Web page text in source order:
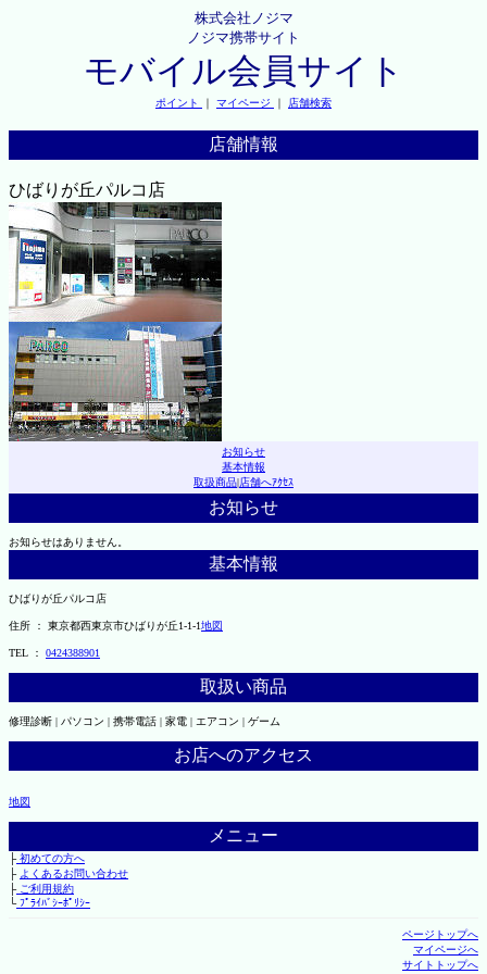
株式会社ノジマ
ノジマ携帯サイト
モバイル会員サイト
ポイント ｜ マイページ ｜ 店舗検索
店舗情報
ひばりが丘パルコ店
お知らせ
基本情報
取扱商品|店舗へｱｸｾｽ
お知らせ
お知らせはありません。
基本情報
ひばりが丘パルコ店
住所 ： 東京都西東京市ひばりが丘1-1-1地図
TEL ： 0424388901
取扱い商品
修理診断 | パソコン | 携帯電話 | 家電 | エアコン | ゲーム
お店へのアクセス
地図
メニュー
├初めての方へ
├ よくあるお問い合わせ
├ご利用規約
└ﾌﾟﾗｲﾊﾞｼｰﾎﾟﾘｼｰ
ページトップへ
マイページへ
サイトトップへ